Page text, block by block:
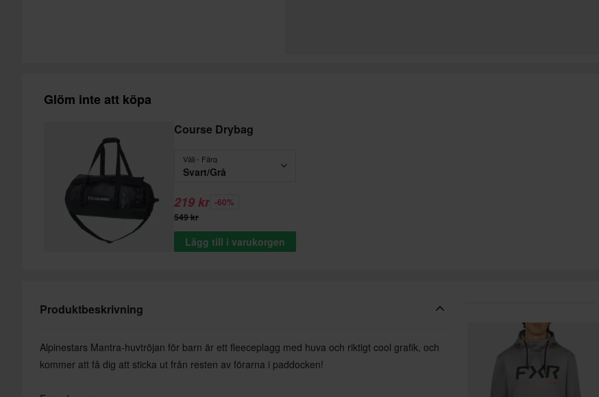
Glöm inte att köpa
Course Drybag
Välj - Färg
Svart/Grå
219 kr -60%
549 kr
Lägg till i varukorgen
Produktbeskrivning
Alpinestars Mantra-huvtröjan för barn är ett fleeceplagg med huva och riktigt cool grafik, och
kommer att få dig att sticka ut från resten av förarna i paddocken!